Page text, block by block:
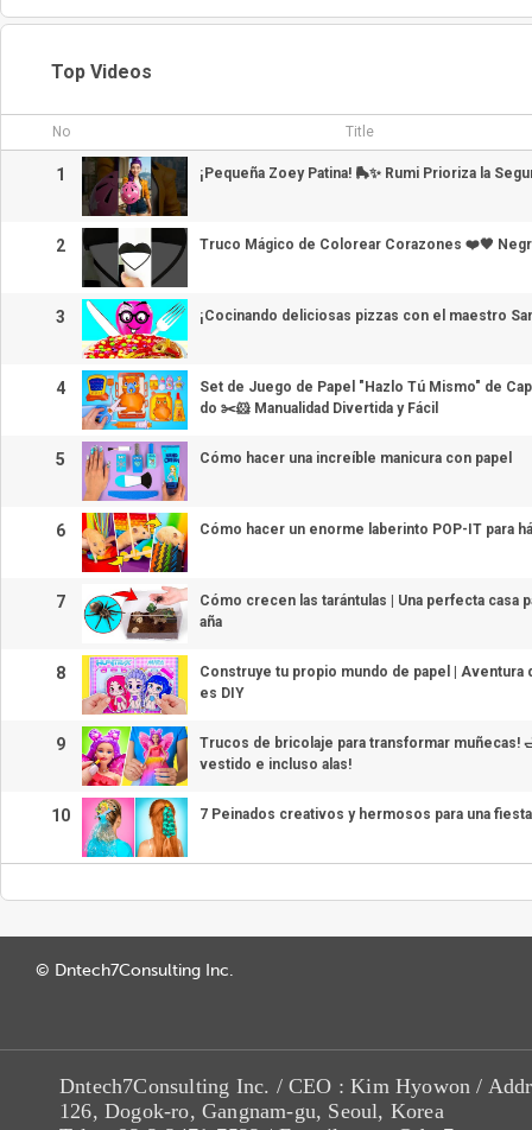
Top Videos
No Title
1 ¡Pequeña Zoey Patina! 🛼✨ Rumi Prioriza la
2 Truco Mágico de Colorear Corazones ❤️🖤
3 ¡Cocinando deliciosas pizzas con el maestro
4
Set de Juego de Papel "Hazlo Tú Mismo" de
do ✂️🐹 Manualidad Divertida y Fácil
5 Cómo hacer una increíble manicura con papel
6 Cómo hacer un enorme laberinto POP-IT para
7
Cómo crecen las tarántulas | Una perfecta casa
aña
8
Construye tu propio mundo de papel | Aventura
es DIY
9
Trucos de bricolaje para transformar muñecas!
vestido e incluso alas!
10 7 Peinados creativos y hermosos para una
© Dntech7Consulting Inc.
Dntech7Consulting Inc. / CEO : Kim Hyowon /
126, Dogok-ro, Gangnam-gu, Seoul, Korea